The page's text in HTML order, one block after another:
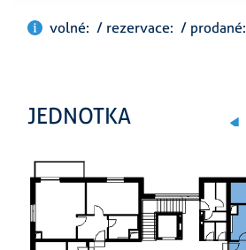
volné: / rezervace: / prodané:
JEDNOTKA